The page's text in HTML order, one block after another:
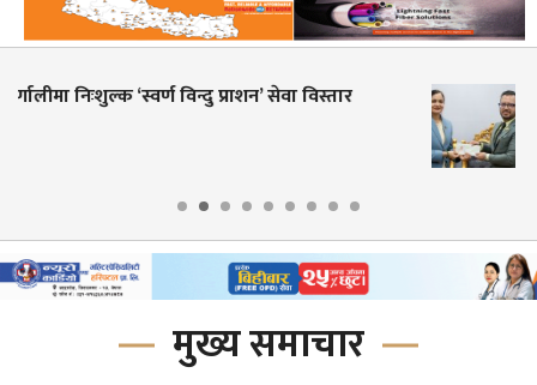
शहीद गंगालाल राष्ट्रिय हृदय केन्द्रको निर्देशकमा प्रा. डा.
मुख्य समाचार